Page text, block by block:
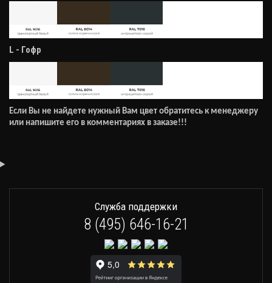
L - Гофр
Если Вы не найдете нужный Вам цвет обратитесь к менеджеру
или напишите его в комментариях в заказе!!!
Служба поддержки
8 (495) 646-16-21